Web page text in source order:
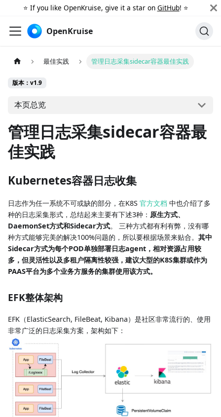
⭐️ If you like OpenKruise, give it a star on GitHub! ⭐️
OpenKruise
最佳实践 管理日志采集sidecar容器最佳实践
版本：v1.9
本页总览
管理日志采集sidecar容器最
佳实践
Kubernetes容器日志收集
日志作为任一系统不可或缺的部分，在K8S 官方文档 中也介绍了多
种的日志采集形式，总结起来主要有下述3种： 原生方式、
DaemonSet方式和Sidecar方式。 三种方式都有利有弊，没有哪
种方式能够完美的解决100%问题的，所以要根据场景来贴合。 其中
Sidecar方式为每个POD单独部署日志agent，相对资源占用较
多，但灵活性以及多租户隔离性较强，建议大型的K8S集群或作为
PAAS平台为多个业务方服务的集群使用该方式。
EFK整体架构
EFK（ElasticSearch, FileBeat, Kibana）是社区非常流行的、使用
非常广泛的日志采集方案，架构如下：